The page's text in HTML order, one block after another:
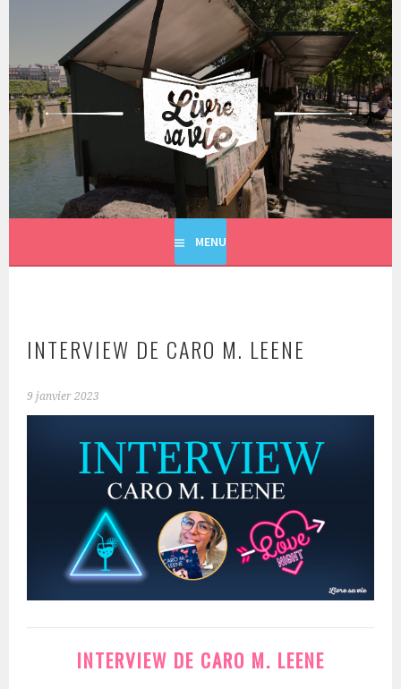
principal
LIVRE SA VIE
MENU
INTERVIEW DE CARO M. LEENE
9 janvier 2023
INTERVIEW DE CARO M. LEENE